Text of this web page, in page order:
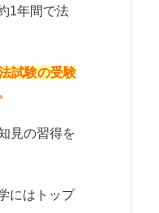
1年間で法
試験の受験
見の習得を
にはトップ